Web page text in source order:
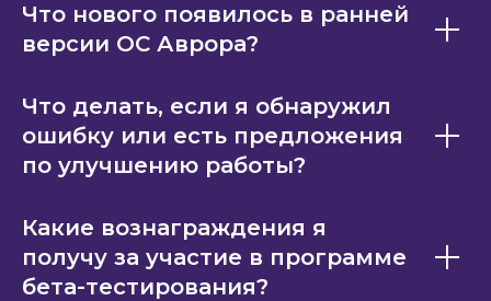
Что нового появилось в ранней
версии ОС Аврора?
Что делать, если я обнаружил
ошибку или есть предложения
по улучшению работы?
Какие вознаграждения я
получу за участие в программе
бета-тестирования?